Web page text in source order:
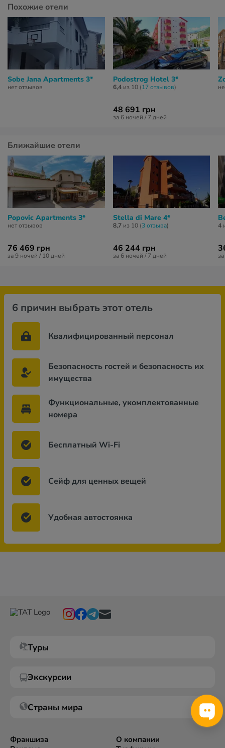
Похожие отели
Sobe Jana Apartments 3*
нет отзывов
Podostrog Hotel 3*
6,4из 10 (17 отзывов)
48 691 грн
за 6 ночей / 7 дней
Ближайшие отели
Popovic Apartments 3*
нет отзывов
76 469 грн
за 9 ночей / 10 дней
Stella di Mare 4*
8,7из 10 (3 отзывa)
46 244 грн
за 6 ночей / 7 дней
4
6 причин выбрать этот отель
Квалифицированный персонал
Безопасность гостей и безопасность их
имущества
Функциональные, укомплектованные
номера
Бесплатный Wi-Fi
Сейф для ценных вещей
Удобная автостоянка
Туры
Экскурсии
Страны мира
Франшиза
О компании